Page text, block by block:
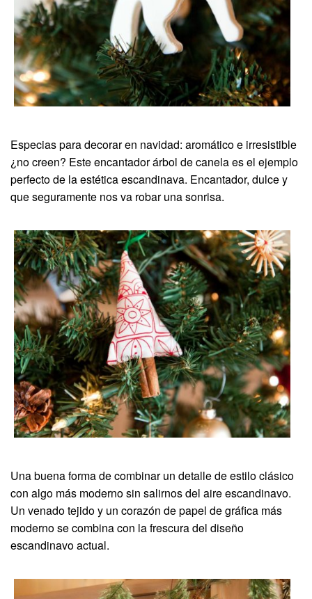
Especias para decorar en navidad: aromático e irresistible
¿no creen? Este encantador árbol de canela es el ejemplo
perfecto de la estética escandinava. Encantador, dulce y
que seguramente nos va robar una sonrisa.
Una buena forma de combinar un detalle de estilo clásico
con algo más moderno sin salirnos del aire escandinavo.
Un venado tejido y un corazón de papel de gráfica más
moderno se combina con la frescura del diseño
escandinavo actual.